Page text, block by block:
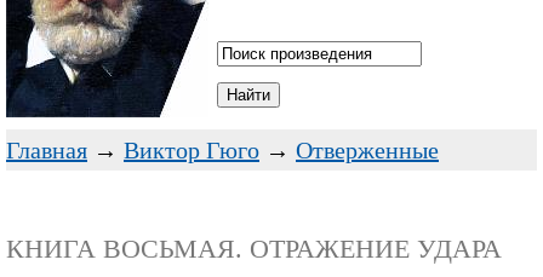
Главная → Виктор Гюго → Отверженные
КНИГА ВОСЬМАЯ. ОТРАЖЕНИЕ УДАРА